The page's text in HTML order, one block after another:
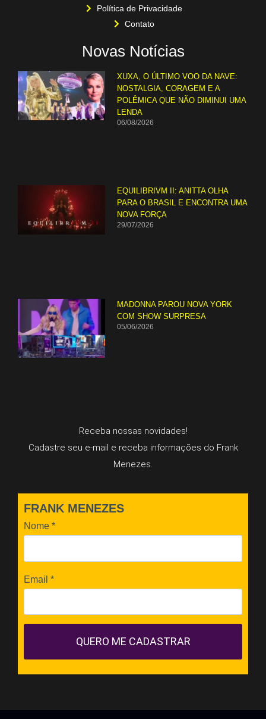
Política de Privacidade
Contato
Novas Notícias
XUXA, O ÚLTIMO VOO DA NAVE:
NOSTALGIA, CORAGEM E A
POLÊMICA QUE NÃO DIMINUI UMA
LENDA
06/08/2026
EQUILIBRIVM II: ANITTA OLHA
PARA O BRASIL E ENCONTRA UMA
NOVA FORÇA
29/07/2026
MADONNA PAROU NOVA YORK
COM SHOW SURPRESA
05/06/2026
Receba nossas novidades!
Cadastre seu e-mail e receba informações do Frank
Menezes.
FRANK MENEZES
Nome *
Email *
QUERO ME CADASTRAR